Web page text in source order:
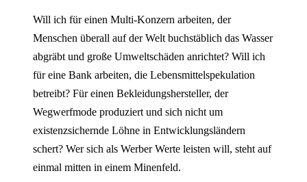
Will ich für einen Multi-Konzern arbeiten, der
Menschen überall auf der Welt buchstäblich das Wasser
abgräbt und große Umweltschäden anrichtet? Will ich
für eine Bank arbeiten, die Lebensmittelspekulation
betreibt? Für einen Bekleidungshersteller, der
Wegwerfmode produziert und sich nicht um
existenzsichernde Löhne in Entwicklungsländern
schert? Wer sich als Werber Werte leisten will, steht auf
einmal mitten in einem Minenfeld.